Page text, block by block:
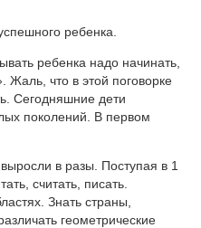
ребенка.
ребенка надо начинать,
Жаль, что в этой поговорке
Сегодняшние дети
поколений. В первом
в разы. Поступая в 1
считать, писать.
Знать страны,
геометрические